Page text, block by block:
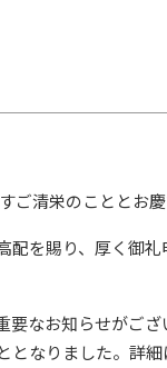
ご清栄のこととお慶
配を賜り、厚く御礼
要なお知らせがご
となりました。詳